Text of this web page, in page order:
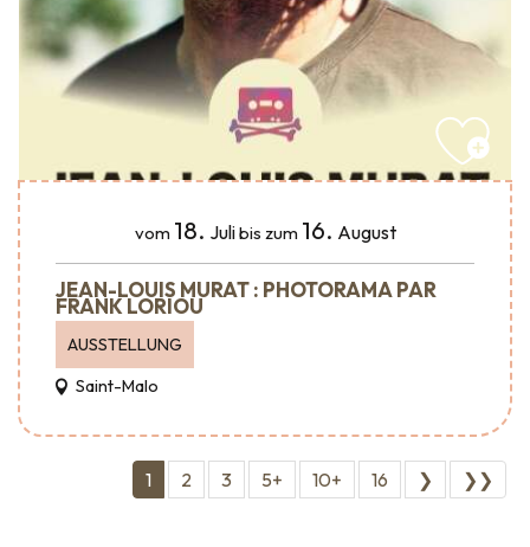
vom 18. Julibis zum 16. August
JEAN-LOUIS MURAT : PHOTORAMA PAR
FRANK LORIOU
AUSSTELLUNG
Saint-Malo
1 2 3 5+ 10+ 16 ❯ ❯❯